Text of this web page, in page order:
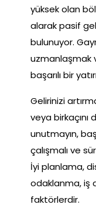
yüksek olan
alarak pasif
bulunuyor.
uzmanlaşmak
başarılı bir
Gelirinizi
veya birkaçını
unutmayın,
çalışmalı ve
İyi planlama,
odaklanma, iş
faktörlerdir.